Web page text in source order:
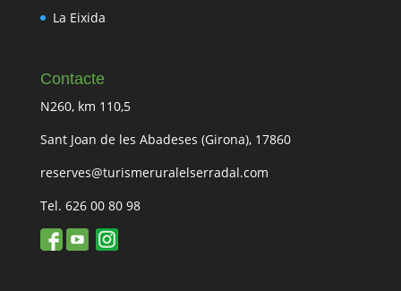
La Eixida
Contacte
N260, km 110,5
Sant Joan de les Abadeses (Girona), 17860
reserves@turismeruralelserradal.com
Tel. 626 00 80 98